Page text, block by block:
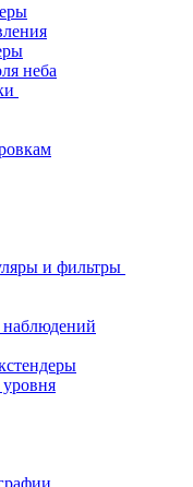
неба
и фильтры